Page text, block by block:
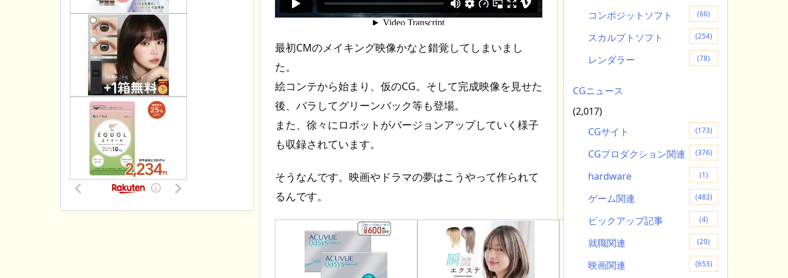
最初CMのメイキング映像かなと錯覚してしまいまし
た。
絵コンテから始まり、仮のCG。そして完成映像を見せた
後、バラしてグリーンバック等も登場。
また、徐々にロボットがバージョンアップしていく様子
も収録されています。
そうなんです。映画やドラマの夢はこうやって作られて
るんです。
コンポジットソフト (66)
スカルプトソフト (254)
レンダラー (78)
CGニュース
(2,017)
CGサイト
(173)
CGプロダクション関連 (376)
hardware (1)
ゲーム関連 (483)
ピックアップ記事 (4)
就職関連 (20)
映画関連 (653)